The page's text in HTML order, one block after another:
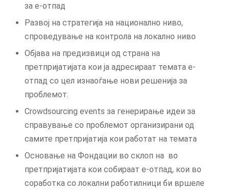
за е-отпад
Развој на стратегија на национално ниво,
спроведување на контрола на локално ниво
Објава на предизвици од страна на
претпријатијата кои ја адресираат темата е-
отпад со цел изнаоѓање нови решенија за
проблемот.
Crowdsourcing events за генерирање идеи за
справување со проблемот организирани од
самите претпријатија кои работат на темата
Основање на Фондации во склоп на во
претпријатијата кои собираат е-отпад, кои во
соработка со локални работилници би вршеле